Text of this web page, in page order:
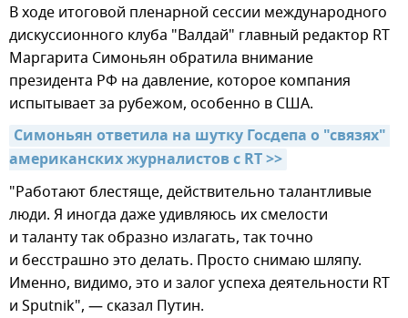
В ходе итоговой пленарной сессии международного
дискуссионного клуба "Валдай" главный редактор RT
Маргарита Симоньян обратила внимание
президента РФ на давление, которое компания
испытывает за рубежом, особенно в США.
Симоньян ответила на шутку Госдепа о "связях"
американских журналистов с RT >>
"Работают блестяще, действительно талантливые
люди. Я иногда даже удивляюсь их смелости
и таланту так образно излагать, так точно
и бесстрашно это делать. Просто снимаю шляпу.
Именно, видимо, это и залог успеха деятельности RT
и Sputnik", — сказал Путин.